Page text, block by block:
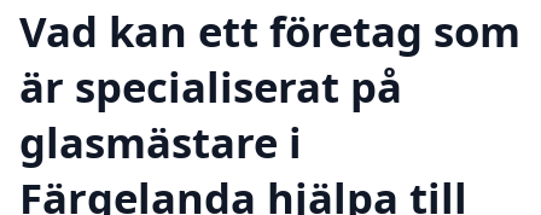
Vad kan ett företag som
är specialiserat på
glasmästare i
Färgelanda hjälpa till